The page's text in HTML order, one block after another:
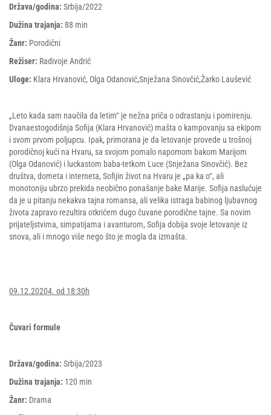
Država/godina: Srbija/2022
Dužina trajanja: 88 min
Žanr: Porodični
Režiser: Radivoje Andrić
Uloge: Klara Hrvanović, Olga Odanović,Snježana Sinovčić,Žarko Laušević
„Leto kada sam naučila da letim“ je nežna priča o odrastanju i pomirenju.
Dvanaestogodišnja Sofija (Klara Hrvanović) mašta o kampovanju sa ekipom
i svom prvom poljupcu. Ipak, primorana je da letovanje provede u trošnoj
porodičnoj kući na Hvaru, sa svojom pomalo napornom bakom Marijom
(Olga Odanović) i luckastom baba-tetkom Luce (Snježana Sinovčić). Bez
društva, dometa i interneta, Sofijin život na Hvaru je „pa ka o“, ali
monotoniju ubrzo prekida neobično ponašanje bake Marije. Sofija naslućuje
da je u pitanju nekakva tajna romansa, ali velika istraga babinog ljubavnog
života zapravo rezultira otkrićem dugo čuvane porodične tajne. Sa novim
prijateljstvima, simpatijama i avanturom, Sofija dobija svoje letovanje iz
snova, ali i mnogo više nego što je mogla da izmašta.
09.12.20204. od 18:30h
Čuvari formule
Država/godina: Srbija/2023
Dužina trajanja: 120 min
Žanr: Drama